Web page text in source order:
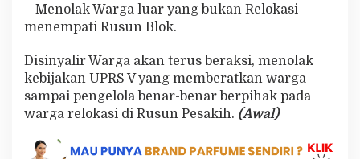
– Menolak Warga luar yang bukan Relokasi
menempati Rusun Blok.
Disinyalir Warga akan terus beraksi, menolak
kebijakan UPRS V yang memberatkan warga
sampai pengelola benar-benar berpihak pada
warga relokasi di Rusun Pesakih. (Awal)